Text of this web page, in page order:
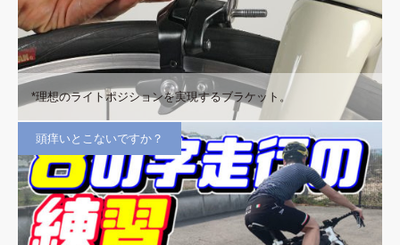
*理想のライトポジションを実現するブラケット。
頭痒いとこないですか？